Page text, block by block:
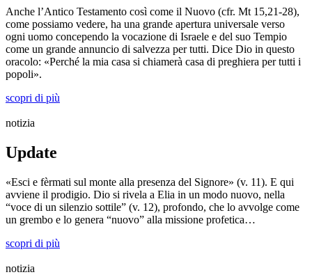
Anche l’Antico Testamento così come il Nuovo (cfr. Mt 15,21-28),
come possiamo vedere, ha una grande apertura universale verso
ogni uomo concependo la vocazione di Israele e del suo Tempio
come un grande annuncio di salvezza per tutti. Dice Dio in questo
oracolo: «Perché la mia casa si chiamerà casa di preghiera per tutti i
popoli».
scopri di più
notizia
Update
«Esci e fèrmati sul monte alla presenza del Signore» (v. 11). E qui
avviene il prodigio. Dio si rivela a Elia in un modo nuovo, nella
“voce di un silenzio sottile” (v. 12), profondo, che lo avvolge come
un grembo e lo genera “nuovo” alla missione profetica…
scopri di più
notizia